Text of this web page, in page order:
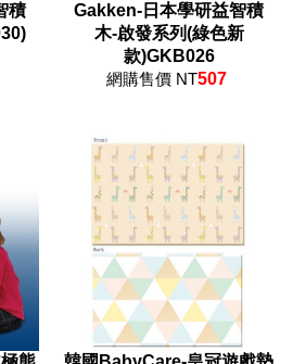
積
Gakken-日本學研益智積
木-啟發系列(綠色新
款)GKB026
網購售價 NT507